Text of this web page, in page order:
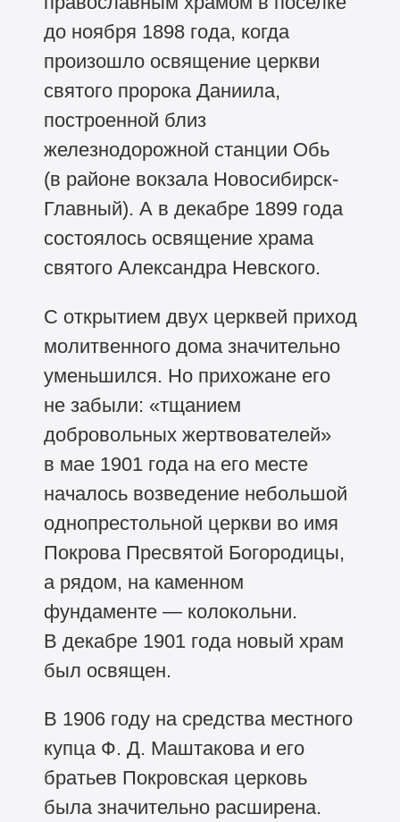
до ноября 1898 года, когда
произошло освящение церкви
святого пророка Даниила,
построенной близ
железнодорожной станции Обь
(в районе вокзала Новосибирск-
Главный). А в декабре 1899 года
состоялось освящение храма
святого Александра Невского.
С открытием двух церквей приход
молитвенного дома значительно
уменьшился. Но прихожане его
не забыли: «тщанием
добровольных жертвователей»
в мае 1901 года на его месте
началось возведение небольшой
однопрестольной церкви во имя
Покрова Пресвятой Богородицы,
а рядом, на каменном
фундаменте — колокольни.
В декабре 1901 года новый храм
был освящен.
В 1906 году на средства местного
купца Ф. Д. Маштакова и его
братьев Покровская церковь
была значительно расширена.